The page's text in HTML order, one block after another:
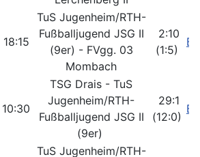
18:15
TuS Jugenheim/RTH-
Fußballjugend JSG II
(9er) - FVgg. 03
Mombach
2:10
(1:5)
10:30
TSG Drais - TuS
Jugenheim/RTH-
Fußballjugend JSG II
(9er)
29:1
(12:0)
TuS Jugenheim/RTH-